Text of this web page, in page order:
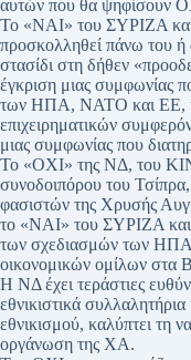
αυτών που θα ψηφίσουν
Το «ΝΑΙ» του ΣΥΡΙΖΑ
προσκολληθεί πάνω του
στασίδι στη δήθεν
έγκριση μιας συμφωνίας
των ΗΠΑ, ΝΑΤΟ και ΕΕ,
επιχειρηματικών
μιας συμφωνίας που
Το «ΟΧΙ» της ΝΔ, του
συνοδοιπόρου του
φασιστών της Χρυσής
το «ΝΑΙ» του ΣΥΡΙΖΑ
των σχεδιασμών των
οικονομικών ομίλων στα
Η ΝΔ έχει τεράστιες
εθνικιστικά
εθνικισμού, καλύπτει τη
οργάνωση της ΧΑ.